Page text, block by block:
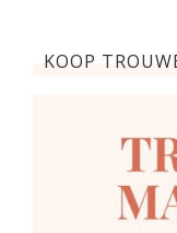
KOOP